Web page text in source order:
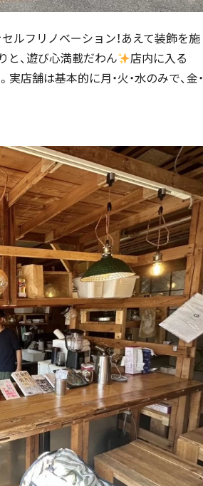
ルフリノベーション！あえて装飾を施
と、遊び心満載だわん
店内に入る
店舗は基本的に月・火・水のみで、金・